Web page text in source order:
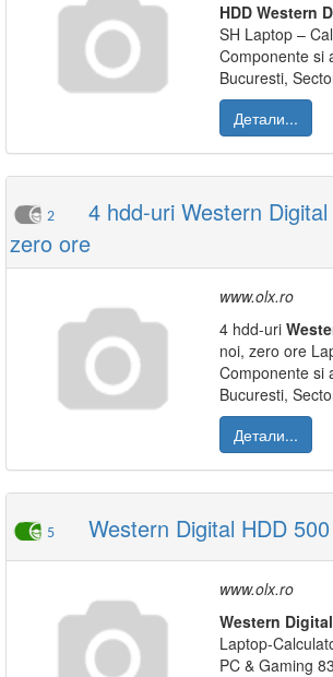
HDD Western
SH Laptop –
Componente si
Bucuresti,
Детали...
2
4 hdd-uri Western
zero ore
www.olx.ro
4 hdd-uri
noi, zero ore
Componente si
Bucuresti,
Детали...
5 Western Digital HDD
www.olx.ro
Western Digital
Laptop-
PC & Gaming